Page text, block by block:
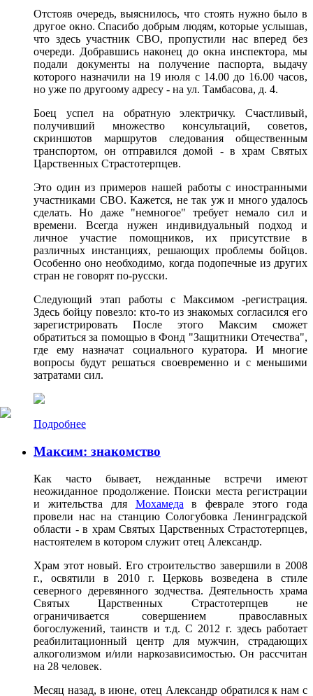
Отстояв очередь, выяснилось, что стоять нужно было в
другое окно. Спасибо добрым людям, которые услышав,
что здесь участник СВО, пропустили нас вперед без
очереди. Добравшись наконец до окна инспектора, мы
подали документы на получение паспорта, выдачу
которого назначили на 19 июля с 14.00 до 16.00 часов,
но уже по другоому адресу - на ул. Тамбасова, д. 4.
Боец успел на обратную электричку. Счастливый,
получивший множество консультаций, советов,
скриншотов маршрутов следования общественным
транспортом, он отправился домой - в храм Святых
Царственных Страстотерпцев.
Это один из примеров нашей работы с иностранными
участниками СВО. Кажется, не так уж и много удалось
сделать. Но даже "немногое" требует немало сил и
времени. Всегда нужен индивидуальный подход и
личное участие помощников, их присутствие в
различных инстанциях, решающих проблемы бойцов.
Особенно оно необходимо, когда подопечные из других
стран не говорят по-русски.
Следующий этап работы с Максимом -регистрация.
Здесь бойцу повезло: кто-то из знакомых согласился его
зарегистрировать После этого Максим сможет
обратиться за помощью в Фонд "Защитники Отечества",
где ему назначат социального куратора. И многие
вопросы будут решаться своевременно и с меньшими
затратами сил.
Подробнее
Максим: знакомство
Как часто бывает, нежданные встречи имеют
неожиданное продолжение. Поиски места регистрации
и жительства для Мохамеда
в феврале этого года
провели нас на станцию Сологубовка Ленинградской
области - в храм Святых Царственных Страстотерпцев,
настоятелем в котором служит отец Александр.
Храм этот новый. Его строительство завершили в 2008
г., освятили в 2010 г. Церковь возведена в стиле
северного деревянного зодчества. Деятельность храма
Святых Царственных Страстотерпцев не
ограничивается совершением православных
богослужений, таинств и т.д. С 2012 г. здесь работает
реабилитационный центр для мужчин, страдающих
алкоголизмом и/или наркозависимостью. Он рассчитан
на 28 человек.
Месяц назад, в июне, отец Александр обратился к нам с